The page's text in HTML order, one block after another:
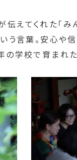
えてくれた「
いう言葉。安心や
の学校で育まれ